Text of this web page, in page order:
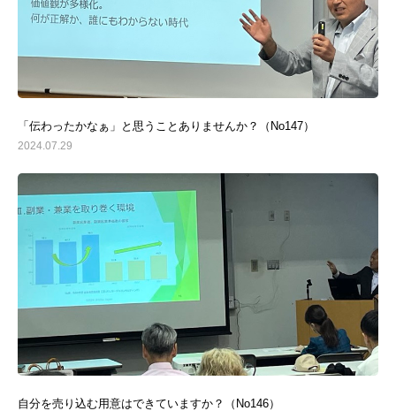
「伝わったかなぁ」と思うことありませんか？（No147）
2024.07.29
自分を売り込む用意はできていますか？（No146）